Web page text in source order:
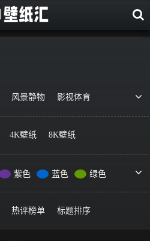
风景静物
影视体育
军事科技
简约主义
4K壁纸 8K壁纸
紫色 蓝色
绿色
棕色 灰色
黑色
热评榜单 标题排序